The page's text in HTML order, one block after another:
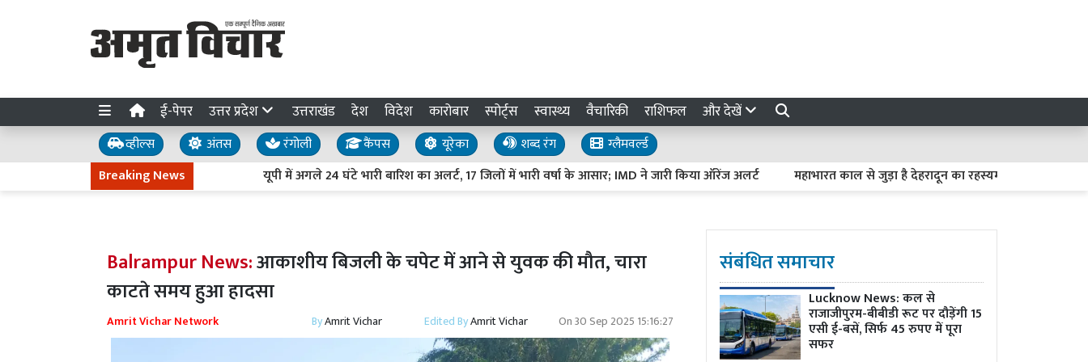
ई-पेपर उत्तर प्रदेश उत्तराखंड देश विदेश कारोबार स्पोर्ट्स स्वास्थ्य वैचारिकी राशिफल और देखें
व्हील्स अंतस रंगोली कैंपस यूरेका शब्द रंग
ग्लैमवर्ल्ड
Breaking News
यूपी में अगले 24 घंटे भारी बारिश का अलर्ट, 17 जिलों में भारी वर्षा के आसार; IMD ने जारी किया ऑरेंज अलर्ट महाभारत काल से जुड़ा है देहरादून का रहस्यमयी लाखामंडल, आज भी
Balrampur News:आकाशीय बिजली के चपेट में आने से युवक की मौत, चारा
काटते समय हुआ हादसा
Amrit Vichar Network ByAmrit Vichar Edited ByAmrit Vichar On30 Sep 2025 15:16:27
संबंधित समाचार
Lucknow News:कल से
राजाजीपुरम-बीबीडी रूट पर दौड़ेंगी 15
एसी ई-बसें, सिर्फ 45 रुपए में पूरा
सफर